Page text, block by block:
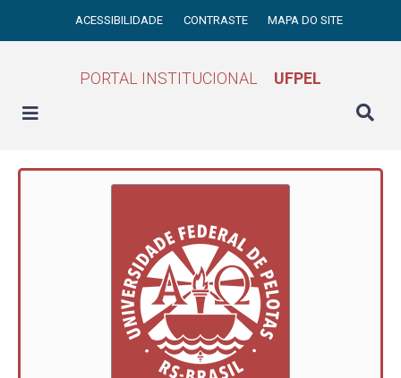
ACESSIBILIDADE CONTRASTE MAPA DO SITE
PORTAL INSTITUCIONAL UFPEL